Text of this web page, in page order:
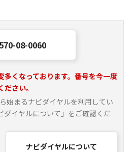
08-0060
多くなっております。番号を今一度
さい。
始まるナビダイヤルを利用してい
ダイヤルについて」をご確認くだ
ナビダイヤルについて